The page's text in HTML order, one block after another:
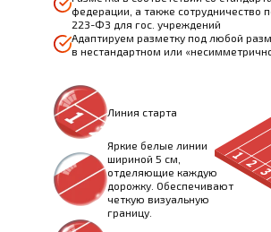
федерации, а также сотрудничество
223-ФЗ для гос. учреждений
Адаптируем разметку под любой
в нестандартном или
Линия старта
Яркие белые линии
шириной 5 см,
отделяющие каждую
дорожку. Обеспечивают
четкую визуальную
границу.